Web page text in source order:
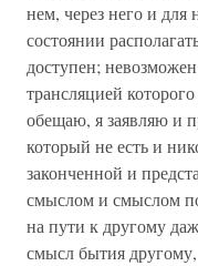
нем, через него и для
состоянии
доступен;
трансляцией
обещаю, я заявляю и
который не есть и
законченной и
смыслом и смыслом
на пути к другому
смысл бытия